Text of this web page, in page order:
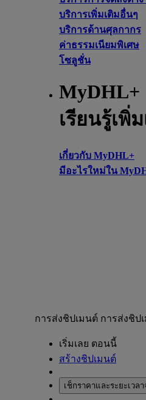
บริการเพิ่มเติมอื่นๆ
บริการด้านศุลกากร
ค่าธรรมเนียมพิเศษ
โซลูชั่น
MyDHL+
เรียนรู้เพิ่
เกี่ยวกับ MyDHL+
มีอะไรใหม่ใน
การส่งชิปเมนต์ การส่งชิป
เริ่มเลย ตอนนี้
สร้างชิปเมนต์
เช็กราคาและระยะเวล